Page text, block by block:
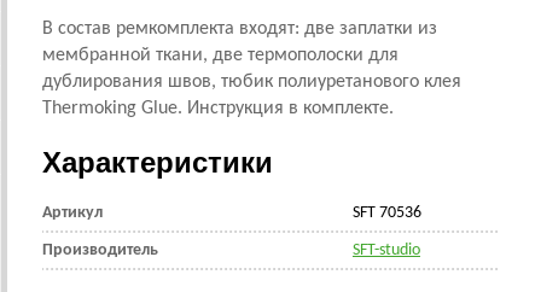
В состав ремкомплекта входят: две заплатки из
мембранной ткани, две термополоски для
дублирования швов, тюбик полиуретанового клея
Thermoking Glue. Инструкция в комплекте.
Характеристики
Артикул SFT 70536
Производитель SFT-studio